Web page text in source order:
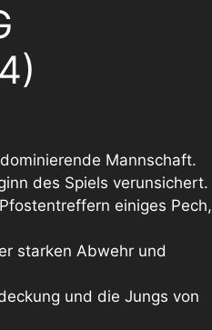
Mannschaft.
des Spiels verunsichert.
einiges Pech,
starken Abwehr und
und die Jungs von